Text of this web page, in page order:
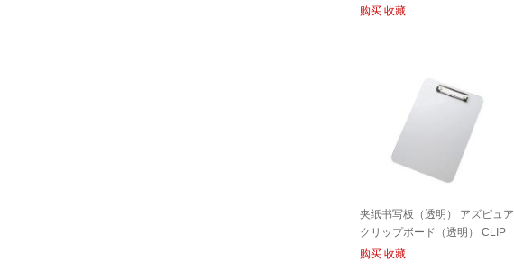
购买 收藏
夹纸书写板（透明） アズピュア
クリップボード（透明） CLIP
FOR CR
购买 收藏